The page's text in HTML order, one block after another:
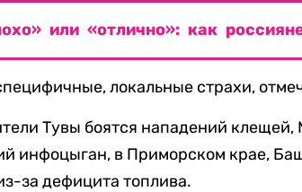
или «отлично»: как
локальные страхи,
Тувы боятся нападений
инфоцыган, в Приморском крае,
за дефицита топлива.